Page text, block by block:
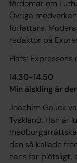
fördomar om
Övriga
författare.
redaktör på
Plats: Expressens
14.30-14.50
Min älskling är
Joachim Gauck
Tyskland. Han är
den så kallade
hans far plötsligt,